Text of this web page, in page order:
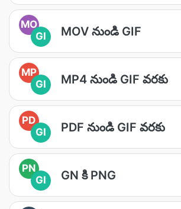
MO
GI
MOV నుండి GIF
MP
GI
MP4 నుండి GIF వరకు
PD
GI
PDF నుండి GIF వరకు
PN
GI
GN కి PNG